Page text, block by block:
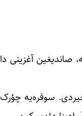
صاندیغین آغزینی دا
سوفره‌یه چؤرک